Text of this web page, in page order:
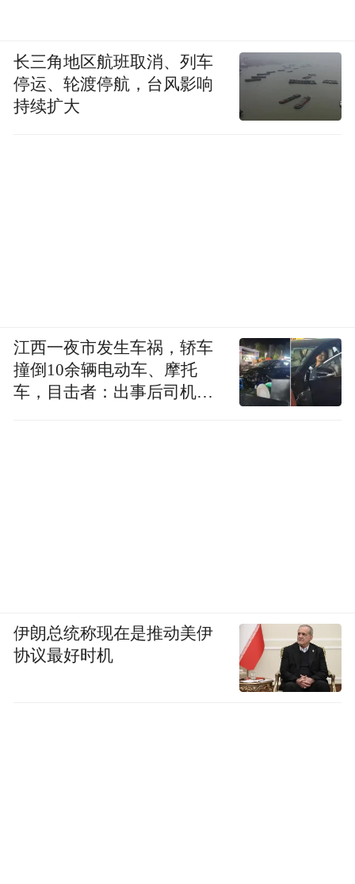
长三角地区航班取消、列车
停运、轮渡停航，台风影响
持续扩大
江西一夜市发生车祸，轿车
撞倒10余辆电动车、摩托
车，目击者：出事后司机一
伊朗总统称现在是推动美伊
协议最好时机